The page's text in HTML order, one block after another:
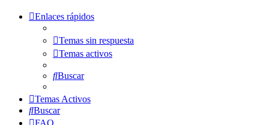
Enlaces rápidos
Temas sin respuesta
Temas activos
Buscar
Temas Activos
Buscar
FAQ